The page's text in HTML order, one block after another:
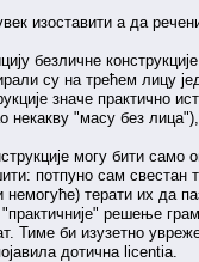
изоставити а да
безличне
су на трећем лицу
значе практично
некакву "масу без
могу бити
потпуно сам
терати их да
решење
Тиме би изузетно
дотична licentia.